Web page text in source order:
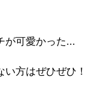
が可愛かった...
い方はぜひぜひ！